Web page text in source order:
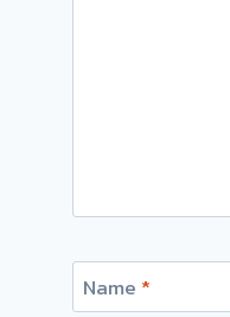
Name *